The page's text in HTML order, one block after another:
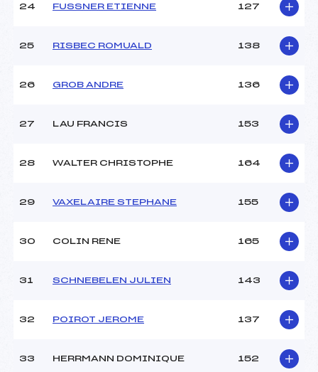
24 FUSSNER ETIENNE 127
25 RISBEC ROMUALD 138
26 GROB ANDRE 136
27 LAU FRANCIS 153
28 WALTER CHRISTOPHE 164
29 VAXELAIRE STEPHANE 155
30 COLIN RENE 165
31 SCHNEBELEN JULIEN 143
32 POIROT JEROME 137
33 HERRMANN DOMINIQUE 152